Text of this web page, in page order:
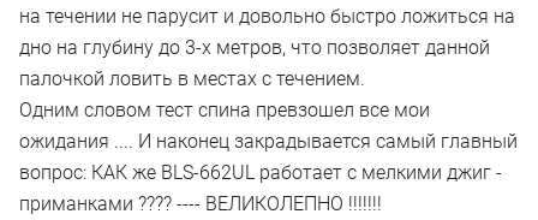
на течении не парусит и довольно быстро ложиться на
дно на глубину до 3-х метров, что позволяет данной
палочкой ловить в местах с течением.
Одним словом тест спина превзошел все мои
ожидания .... И наконец закрадывается самый главный
вопрос: КАК же BLS-662UL работает с мелкими джиг -
приманками ???? ---- ВЕЛИКОЛЕПНО !!!!!!!